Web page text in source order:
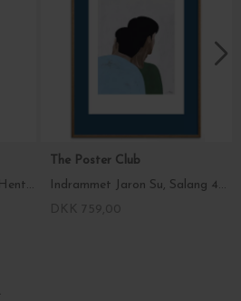
Maleri Nomad, 123*163 - Hent selv
The Poster Club
Indrammet Jaron Su, Salang 40*50 - Hent selv